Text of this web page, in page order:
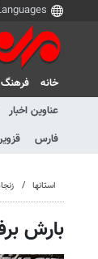
خانه
عناوین اخبار
فارس
استانها
بارش